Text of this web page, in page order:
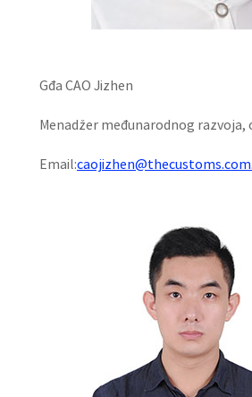
Gđa CAO Jizhen
Menadžer međunarodnog
Email: